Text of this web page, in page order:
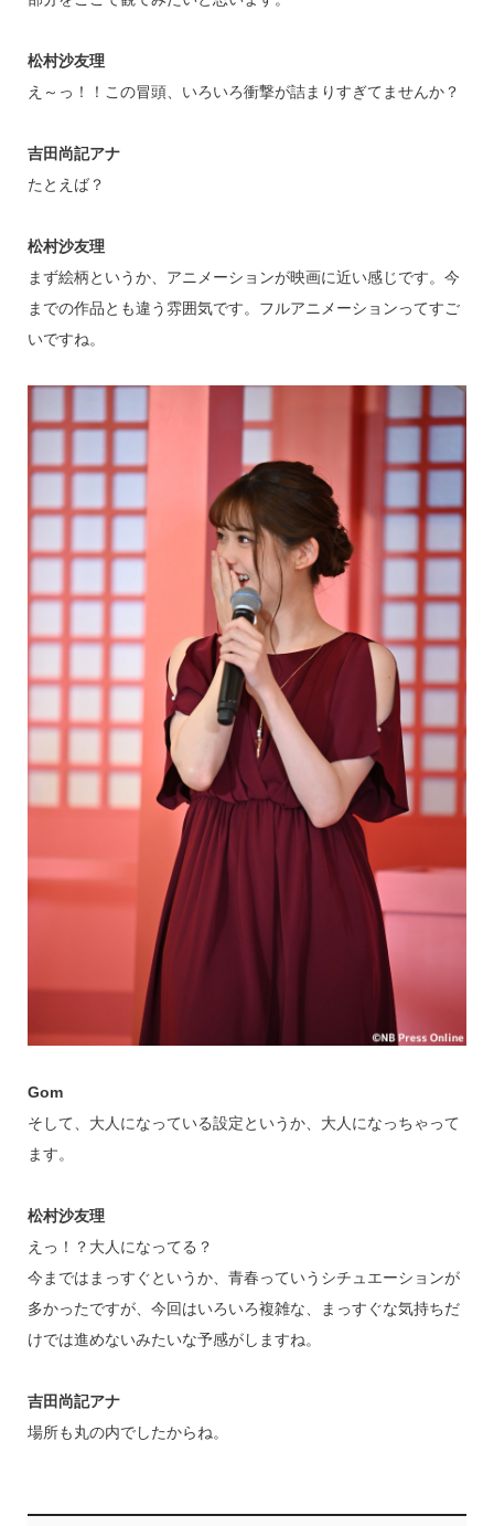
松村沙友理
え～っ！！この冒頭、いろいろ衝撃が詰まりすぎてませんか？
吉田尚記アナ
たとえば？
松村沙友理
まず絵柄というか、アニメーションが映画に近い感じです。今
までの作品とも違う雰囲気です。フルアニメーションってすご
いですね。
Gom
そして、大人になっている設定というか、大人になっちゃって
ます。
松村沙友理
えっ！？大人になってる？
今まではまっすぐというか、青春っていうシチュエーションが
多かったですが、今回はいろいろ複雑な、まっすぐな気持ちだ
けでは進めないみたいな予感がしますね。
吉田尚記アナ
場所も丸の内でしたからね。